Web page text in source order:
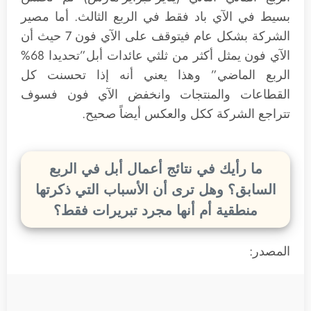
بسيط في الآي باد فقط في الربع الثالث. أما مصير
الشركة بشكل عام فيتوقف على الآي فون 7 حيث أن
الآي فون يمثل أكثر من ثلثي عائدات أبل”تحديدا 68%
الربع الماضي” وهذا يعني أنه إذا تحسنت كل
القطاعات والمنتجات وانخفض الآي فون فسوف
تتراجع الشركة ككل والعكس أيضاً صحيح.
ما رأيك في نتائج أعمال أبل في الربع
السابق؟ وهل ترى أن الأسباب التي ذكرتها
منطقية أم أنها مجرد تبريرات فقط؟
المصدر: